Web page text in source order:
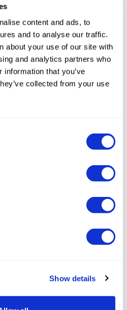
content and ads, to
and to analyse our traffic.
about your use of our site with
and analytics partners who
that you’ve
collected from your use
Show details
de pasta larga
o fusilli bucati largos.
te permite de producir
pasta larga, que sean
con el máximo de la
de 100 hasta